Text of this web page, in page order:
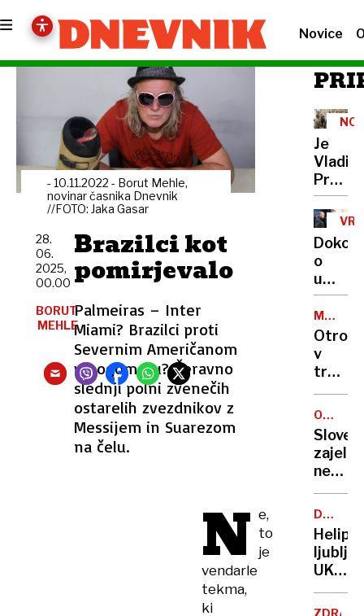
Novice
- 10.11.2022 - Borut Mehle,
novinar časnika Dnevnik
//FOTO: Jaka Gasar
Brazilci kot
pomirjevalo
Palmeiras –​ Inter
Miami? Brazilci proti
Severnim Američanom
v nogometu? Čeravno
slednji polni zvenečih
ostarelih zvezdnikov z
Messijem in Suarezom
na čelu​.
28.
06.
2025,
00.00
BORUT
MEHLE
N e,
to
je
vendarle
tekma,
ki
Je
novi
ali
stari
obraz?
o
umoru
s
v
zaporu
bo
Otroci
v
domu
zajele
veter
strehe,
gasilci
ujete
DALJŠE
UKC
znova
zaprt